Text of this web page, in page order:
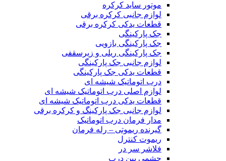
موتور ساید کرکره
لوازم جانبی کرکره برقی
قطعات یدکی کرکره برقی
جک پارکینگی
جک پارکینگی بازویی
جک پارکینگی ریلی و زیرسقفی
لوازم جانبی جک پارکینگی
قطعات یدکی جک پارکینگی
درب اتوماتیک شیشه ای
لوازم اصلی درب اتوماتیک شیشه ای
قطعات یدکی درب اتوماتیک شیشه ای
لوازم جانبی جک پارکینگ و کرکره برقی
مدار فرمان درب اتوماتیک
گیرنده ریموتی – رله فرمان
ریموت کنترل
فلاشر سر در
چشمی بین درب